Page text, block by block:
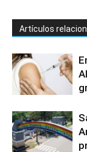
Artículos